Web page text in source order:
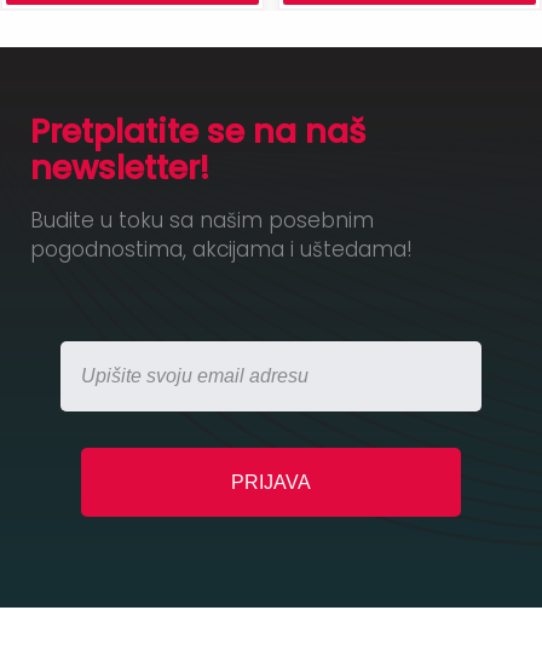
Pretplatite se na naš
newsletter!
Budite u toku sa našim posebnim
pogodnostima, akcijama i uštedama!